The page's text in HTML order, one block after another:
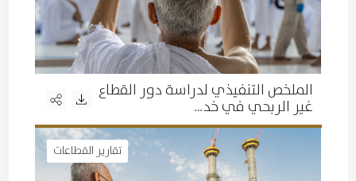
الملخص التنفيذي لدراسة دور القطاع
غير الربحي في خد…
تقارير القطاعات